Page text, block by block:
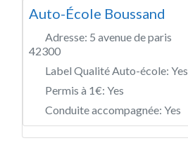
Auto-École Boussand
Adresse: 5 avenue de paris
42300
Label Qualité Auto-école: Yes
Permis à 1€: Yes
Conduite accompagnée: Yes